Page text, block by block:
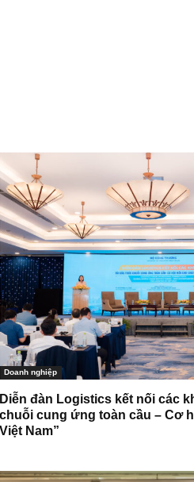
Doanh nghiệp
Diễn đàn Logistics kết nối các
chuỗi cung ứng toàn cầu – Cơ
Việt Nam”